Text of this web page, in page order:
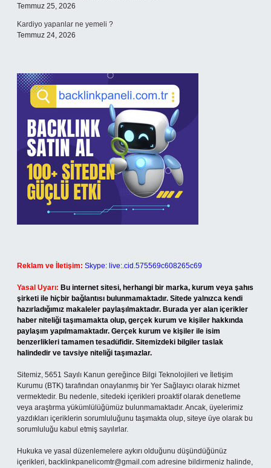
Temmuz 25, 2026
Kardiyo yapanlar ne yemeli ?
Temmuz 24, 2026
Reklam ve İletişim: Skype: live:.cid.575569c608265c69
Yasal Uyarı: Bu internet sitesi, herhangi bir marka, kurum veya şahıs
şirketi ile hiçbir bağlantısı bulunmamaktadır. Sitede yalnızca kendi
hazırladığımız makaleler paylaşılmaktadır. Burada yer alan içerikler
haber niteliği taşımamakta olup, gerçek kurum ve kişiler hakkında
paylaşım yapılmamaktadır. Gerçek kurum ve kişiler ile isim
benzerlikleri tamamen tesadüfidir. Sitemizdeki bilgiler taslak
halindedir ve tavsiye niteliği taşımazlar.
Sitemiz, 5651 Sayılı Kanun gereğince Bilgi Teknolojileri ve İletişim
Kurumu (BTK) tarafından onaylanmış bir Yer Sağlayıcı olarak hizmet
vermektedir. Bu nedenle, sitedeki içerikleri proaktif olarak denetleme
veya araştırma yükümlülüğümüz bulunmamaktadır. Ancak, üyelerimiz
yazdıkları içeriklerin sorumluluğunu taşımakta olup, siteye üye olarak bu
sorumluluğu kabul etmiş sayılırlar.
Hukuka ve yasal düzenlemelere aykırı olduğunu düşündüğünüz
içerikleri, backlinkpanelicomtr@gmail.com adresine bildirmeniz halinde,